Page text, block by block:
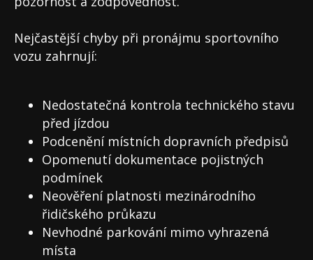
Nejčastější chyby při pronájmu sportovního
vozu zahrnují:
Nedostatečná kontrola technického stavu
před jízdou
Podcenění místních dopravních předpisů
Opomenutí dokumentace pojistných
podmínek
Neověření platnosti mezinárodního
řidičského průkazu
Nevhodné parkování mimo vyhrazená
místa